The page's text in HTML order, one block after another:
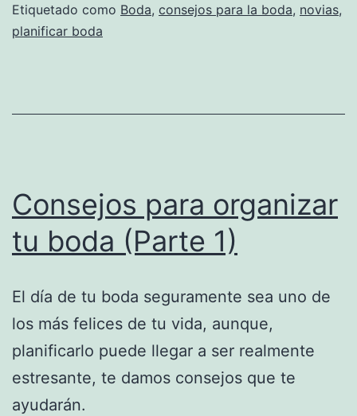
Etiquetado como Boda, consejos para la boda, novias,
planificar boda
Consejos para organizar
tu boda (Parte 1)
El día de tu boda seguramente sea uno de
los más felices de tu vida, aunque,
planificarlo puede llegar a ser realmente
estresante, te damos consejos que te
ayudarán.